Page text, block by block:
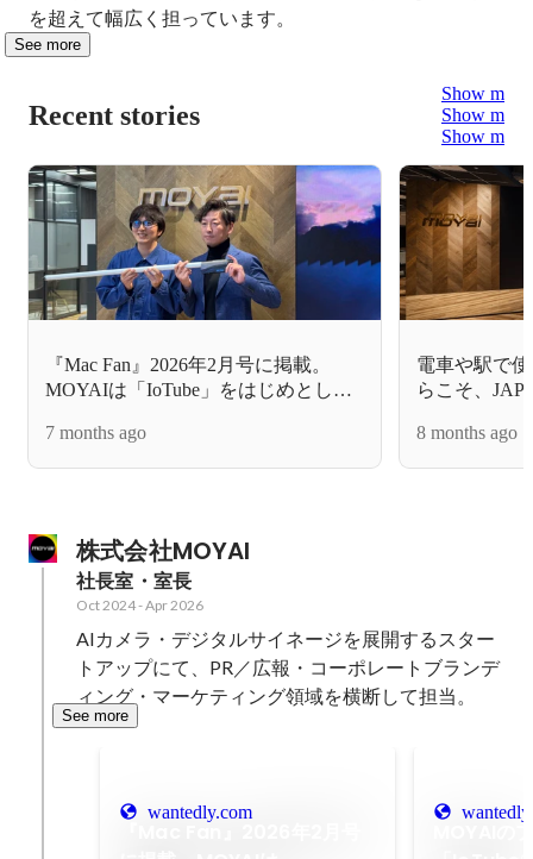
を超えて幅広く担っています。
See more
Recent stories
Show more
Show more
Show more
『Mac Fan』2026年2月号に掲載。
MOYAIは「IoTube」をはじめとし
7 months ago
電車や駅で
らこそ、
8 months ago
株式会社MOYAI
社長室・室長
Oct 2024-Apr 2026
AIカメラ・デジタルサイネージを展開するスター
トアップにて、PR／広報・コーポレートブランデ
ィング・マーケティング領域を横断して担当。
See more
wantedly.com